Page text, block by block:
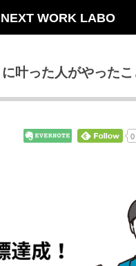
NEXT WORK LABO
叶った人がやったこ
0